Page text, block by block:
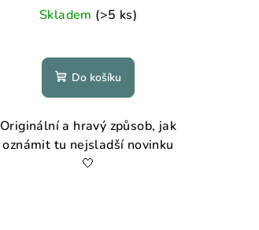
Skladem (>5 ks)
Do košíku
Originální a hravý způsob, jak
oznámit tu nejsladší novinku
🤍